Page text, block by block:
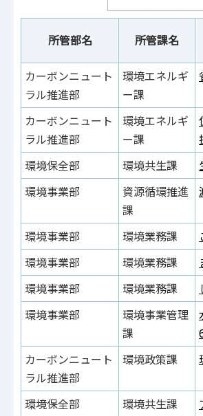
所管部名 所管課名
カーボンニュート
ラル推進部
環境エネルギ
ー課
カーボンニュート
ラル推進部
環境エネルギ
ー課
環境保全部
環境共生課
環境事業部
資源循環推進
課
環境事業部 環境業務課
環境事業部
環境業務課
環境事業部
環境業務課
環境事業部
環境事業管理
課
カーボンニュート
ラル推進部
環境政策課
環境保全部 環境共生課